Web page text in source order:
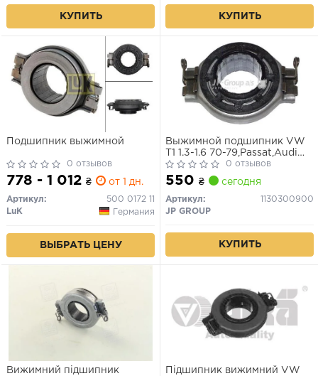
КУПИТЬ КУПИТЬ
Подшипник выжимной
0 отзывов
778 - 1 012 ₴ от 1 дн.
Артикул:
500 0172 11
LuK
Германия
ВЫБРАТЬ ЦЕНУ
Выжимной подшипник VW
T1 1.3-1.6 70-79,Passat,Audi
80 1.3-2.23 72-880 отзывов
550 ₴ сегодня
Артикул:
1130300900
JP GROUP
КУПИТЬ
Вижимний підшипник
Підшипник вижимний VW